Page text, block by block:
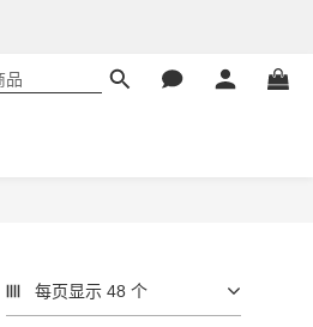
每页显示 48 个